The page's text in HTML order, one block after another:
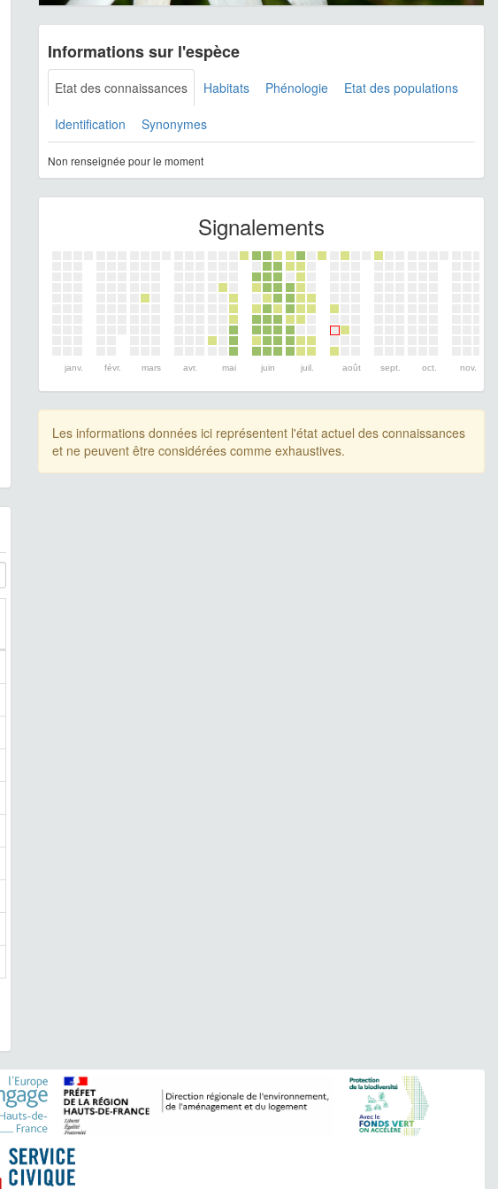
Informations sur l'espèce
Etat des connaissances Habitats Phénologie Etat des populations
Identification Synonymes
Non renseignée pour le moment
Signalements
janv. févr. mars avr. mai juin juil. août sept. oct. nov.
Les informations données ici représentent l'état actuel des connaissances
et ne peuvent être considérées comme exhaustives.